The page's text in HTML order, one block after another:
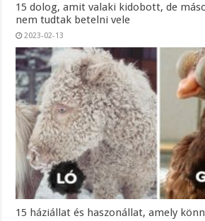
15 dolog, amit valaki kidobott, de
nem tudtak betelni vele
2023-02-13
15 háziállat és haszonállat, amely